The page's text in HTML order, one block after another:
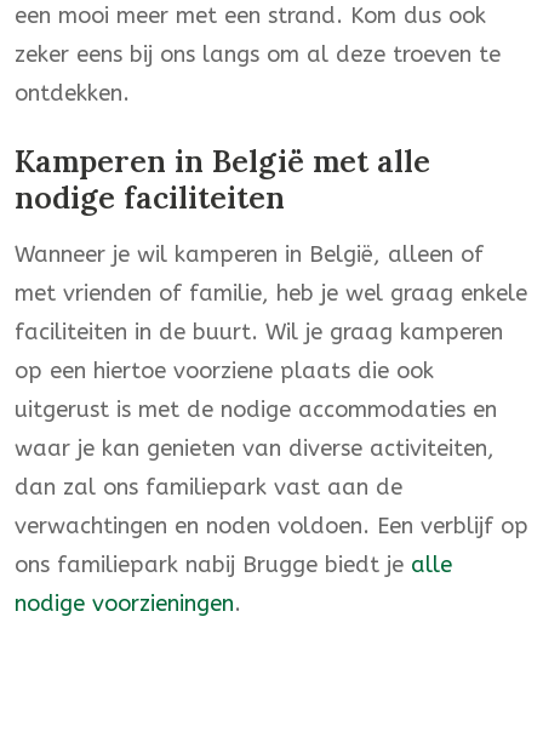
een mooi meer met een strand. Kom dus ook
zeker eens bij ons langs om al deze troeven te
ontdekken.
Kamperen in België met alle
nodige faciliteiten
Wanneer je wil kamperen in België, alleen of
met vrienden of familie, heb je wel graag enkele
faciliteiten in de buurt. Wil je graag kamperen
op een hiertoe voorziene plaats die ook
uitgerust is met de nodige accommodaties en
waar je kan genieten van diverse activiteiten,
dan zal ons familiepark vast aan de
verwachtingen en noden voldoen. Een verblijf op
ons familiepark nabij Brugge biedt je alle
nodige voorzieningen.